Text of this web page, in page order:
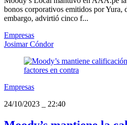
bonos corporativos emitidos por Yura,
embargo, advirtió cinco f...
Empresas
Josimar Cóndor
Empresas
24/10/2023
22:40